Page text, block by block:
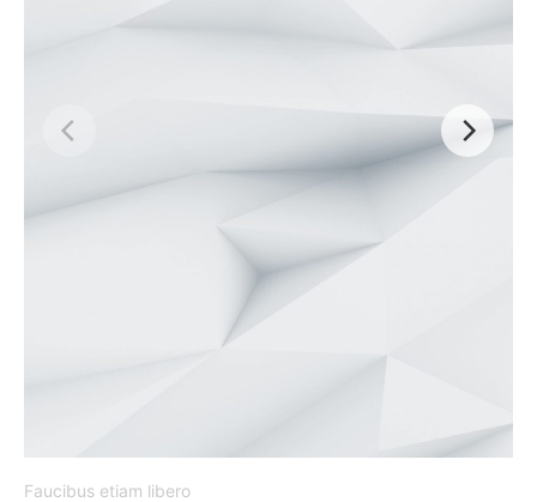
Faucibus etiam libero